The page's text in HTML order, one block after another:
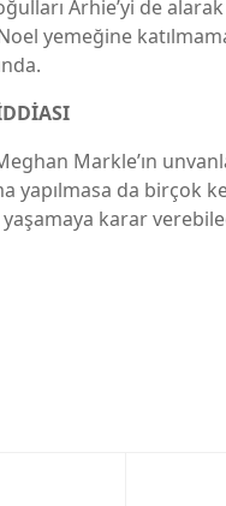
Arhie’yi de
yemeğine
Markle’ın
yapılmasa da birçok
karar